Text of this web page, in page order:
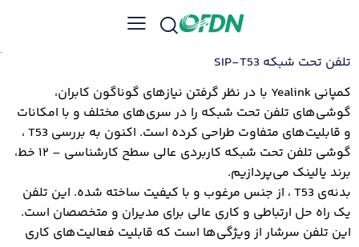
تلفن تحت شبکه SIP-T53
کمپانی Yealink با در نظر گرفتن نیازهای گوناگون کابران،
گوشی‌های تلفن تحت شبکه را در سری‌های مختلف و با امکانات
و قابلیت‌های متفاوت طراحی کرده است. اکنون به بررسی T53 ،
گوشی تلفن تحت شبکه کاربردی عالی سطح کارشناسی – ۱۲ خط،
برند یالینک می‌پردازیم.
بدنه‌ی T53 ، از جنس مرغوب و با کیفیت ساخته شده. این تلفن
یک راه حل ارتباطی و کاری عالی برای مدیران و متخصصان است.
این تلفن سرشار از ویژگی‌ها است که قابلیت فعالیت‌های کاری